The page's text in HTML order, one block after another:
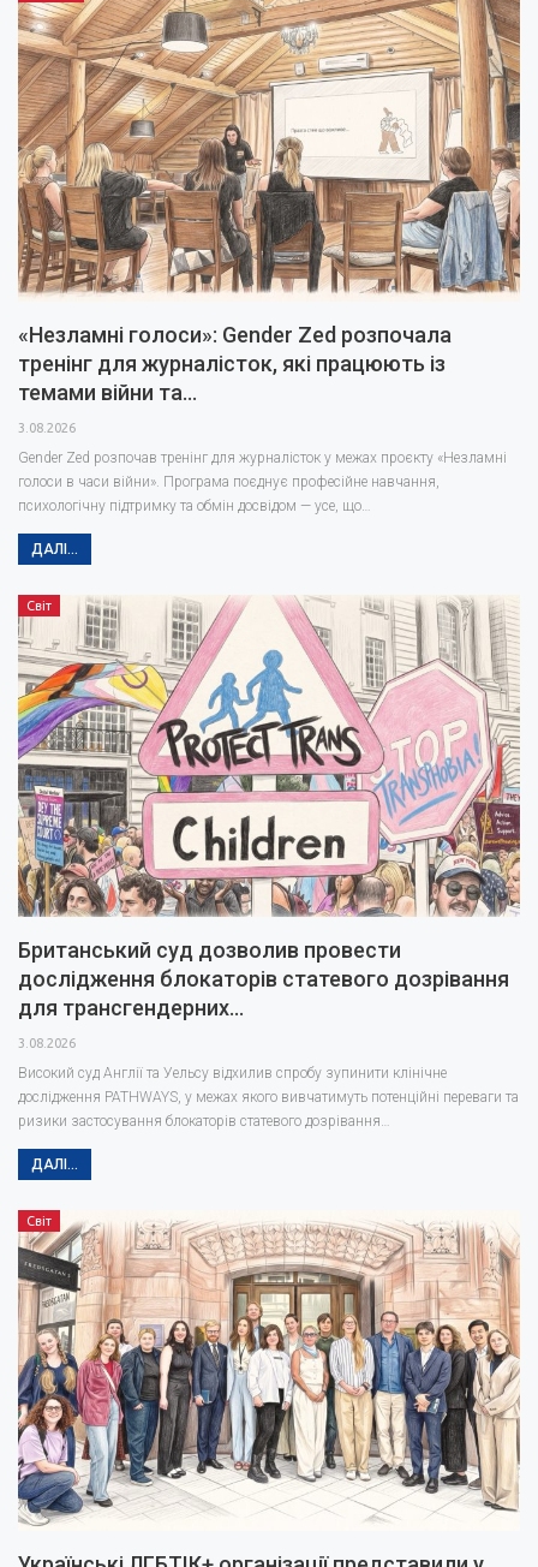
«Незламні голоси»: Gender Zed розпочала
тренінг для журналісток, які працюють із
темами війни та…
3.08.2026
Gender Zed розпочав тренінг для журналісток у межах проєкту «Незламні
голоси в часи війни». Програма поєднує професійне навчання,
психологічну підтримку та обмін досвідом — усе, що…
ДАЛІ...
Світ
Британський суд дозволив провести
дослідження блокаторів статевого дозрівання
для трансгендерних…
3.08.2026
Високий суд Англії та Уельсу відхилив спробу зупинити клінічне
дослідження PATHWAYS, у межах якого вивчатимуть потенційні переваги та
ризики застосування блокаторів статевого дозрівання…
ДАЛІ...
Світ